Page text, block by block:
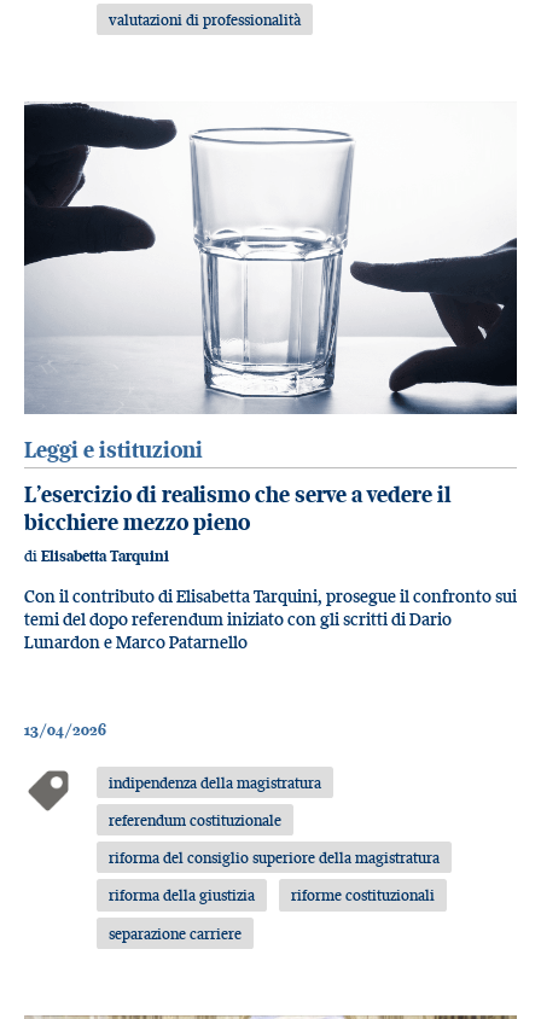
valutazioni di professionalità
Leggi e istituzioni
L’esercizio di realismo che serve a vedere il
bicchiere mezzo pieno
di Elisabetta Tarquini
Con il contributo di Elisabetta Tarquini, prosegue il confronto sui
temi del dopo referendum iniziato con gli scritti di Dario
Lunardon e Marco Patarnello
13/04/2026
indipendenza della magistratura
referendum costituzionale
riforma del consiglio superiore della magistratura
riforma della giustizia
riforme costituzionali
separazione carriere